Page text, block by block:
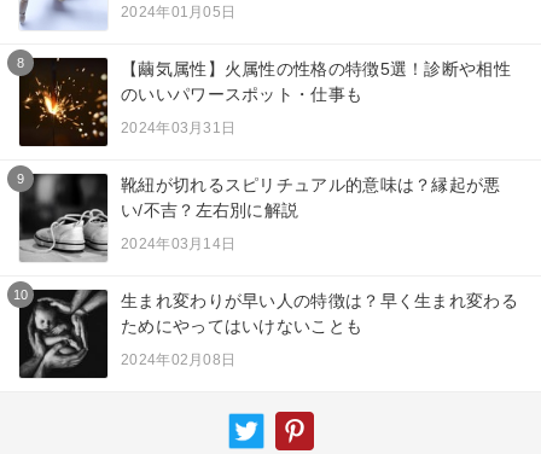
2024年01月05日
8
【繭気属性】火属性の性格の特徴5選！診断や相性
のいいパワースポット・仕事も
2024年03月31日
9
靴紐が切れるスピリチュアル的意味は？縁起が悪
い/不吉？左右別に解説
2024年03月14日
10
生まれ変わりが早い人の特徴は？早く生まれ変わる
ためにやってはいけないことも
2024年02月08日